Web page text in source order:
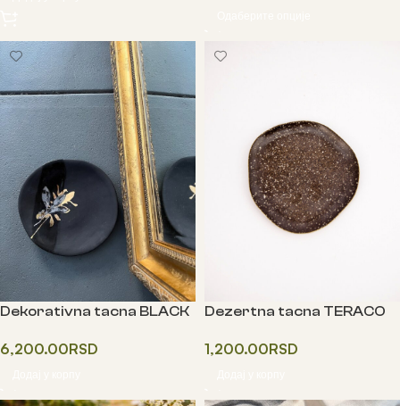
Dekorativna tacna BLACK
6,200.00RSD
Dezertna tacna TERACO
1,200.00RSD